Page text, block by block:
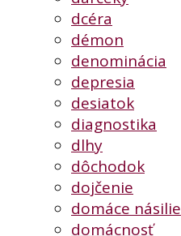
dcéra
démon
denominácia
depresia
desiatok
diagnostika
dlhy
dôchodok
dojčenie
domáce násilie
domácnosť